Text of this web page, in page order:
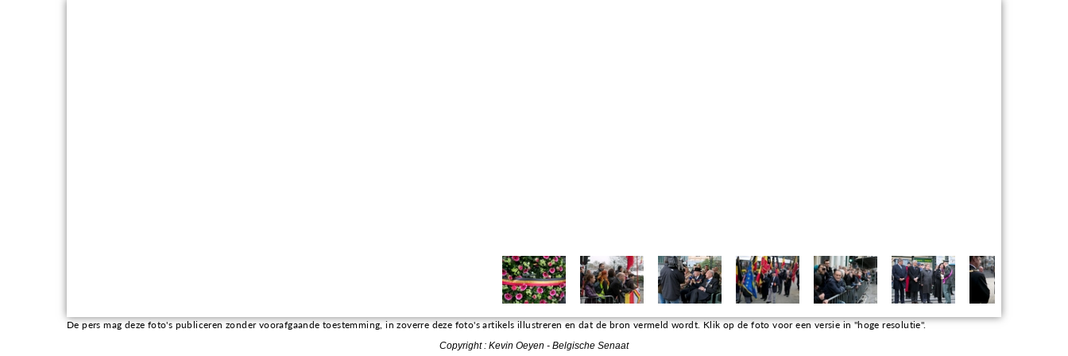
De pers mag deze foto's publiceren zonder voorafgaande toestemming, in zoverre deze foto's artikels illustreren en dat de bron vermeld wordt. Klik op de foto voor een versie in "hoge resolutie".
Copyright : Kevin Oeyen - Belgische Senaat